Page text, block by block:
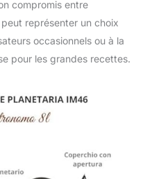
compromis entre
représenter un choix
occasionnels ou à la
pour les grandes recettes.